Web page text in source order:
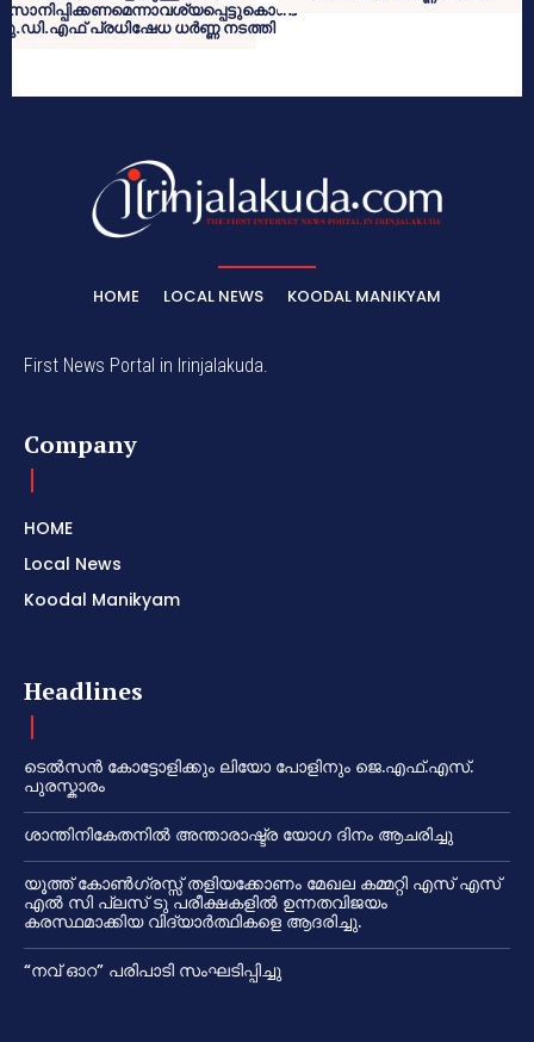
പ്രധിഷേധ ധർണ്ണ നടത്തി
HOME LOCAL NEWS KOODAL MANIKYAM
First News Portal in Irinjalakuda.
Company
HOME
Local News
Koodal Manikyam
Headlines
ടെൽസൻ കോട്ടോളിക്കും ലിയോ പോളിനും ജെ.എഫ്.എസ്.
പുരസ്കാരം
ശാന്തിനികേതനിൽ അന്താരാഷ്ട്ര യോഗ ദിനം ആചരിച്ചു
യൂത്ത് കോൺഗ്രസ്സ് തളിയക്കോണം മേഖല കമ്മറ്റി എസ് എസ്
എൽ സി പ്ലസ് ടു പരീക്ഷകളിൽ ഉന്നതവിജയം
കരസ്ഥമാക്കിയ വിദ്യാർത്ഥികളെ ആദരിച്ചു.
“നവ് ഓറ” പരിപാടി സംഘടിപ്പിച്ചു